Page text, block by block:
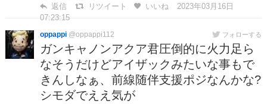
返信 リツイート いいね
2023年03月16日
07:23:15
oppappi @oppappi112 フォローする
ガンキャノンアクア君圧倒的に火力足ら
なそうだけどアイザックみたいな事もで
きんしなぁ、前線随伴支援ポジなんかな?
シモダでええ気が